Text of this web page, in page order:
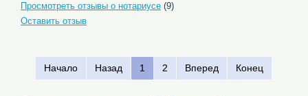
Просмотреть отзывы о нотариусе (9)
Оставить отзыв
Начало Назад 1 2 Вперед Конец